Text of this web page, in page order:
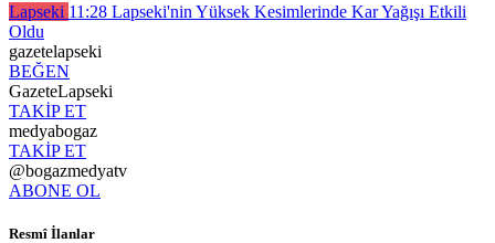
Lapseki 11:28 Lapseki'nin Yüksek Kesimlerinde Kar Yağışı Etkili
Oldu
gazetelapseki
BEĞEN
GazeteLapseki
TAKİP ET
medyabogaz
TAKİP ET
@bogazmedyatv
ABONE OL
Resmî İlanlar